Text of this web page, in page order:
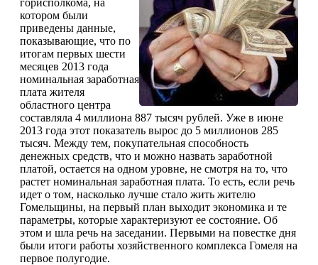
котором были
приведены данные,
показывающие, что по
итогам первых шести
месяцев 2013 года
номинальная заработная
плата жителя
областного центра
составляла 4 миллиона 887 тысяч рублей. Уже в июне
2013 года этот показатель вырос до 5 миллионов 285
тысяч. Между тем, покупательная способность
денежных средств, что и можно назвать заработной
платой, остается на одном уровне, не смотря на то, что
растет номинальная заработная плата. То есть, если речь
идет о том, насколько лучше стало жить жителю
Гомельщины, на первый план выходит экономика и те
параметры, которые характеризуют ее состояние. Об
этом и шла речь на заседании. Первыми на повестке дня
были итоги работы хозяйственного комплекса Гомеля на
первое полугодие.